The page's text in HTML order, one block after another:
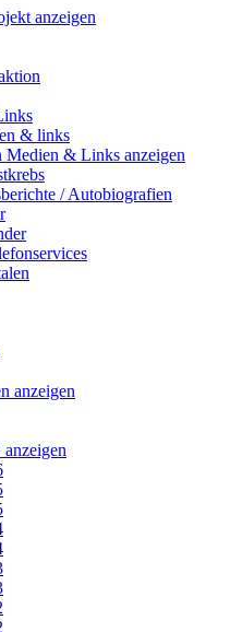
anzeigen
& links
Medien & Links anzeigen
/ Autobiografien
anzeigen